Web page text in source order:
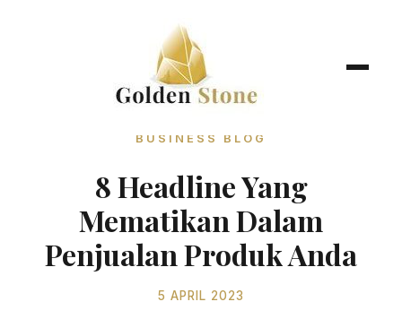
BUSINESS BLOG
8 Headline Yang
Mematikan Dalam
Penjualan Produk Anda
5 APRIL 2023